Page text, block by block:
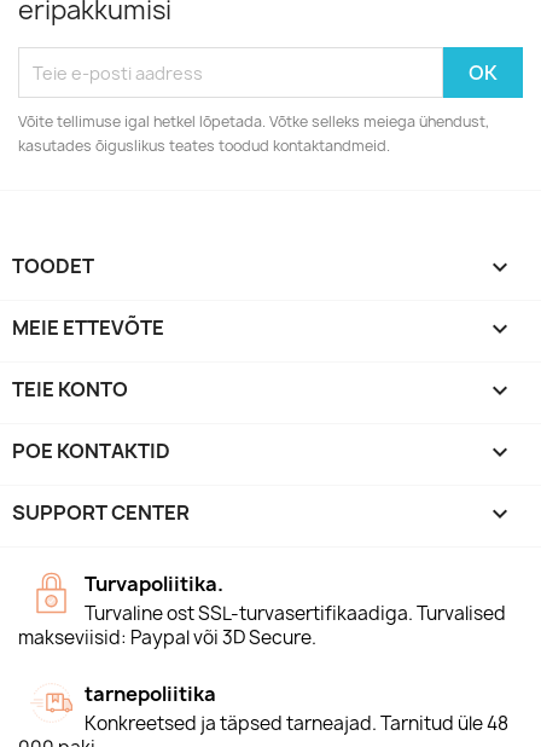
eripakkumisi
Võite tellimuse igal hetkel lõpetada. Võtke selleks meiega ühendust,
kasutades õiguslikus teates toodud kontaktandmeid.
TOODET 
MEIE ETTEVÕTE 
TEIE KONTO 
POE KONTAKTID keyboard_arrow_down
SUPPORT CENTER 
Turvapoliitika.
Turvaline ost SSL-turvasertifikaadiga. Turvalised
makseviisid: Paypal või 3D Secure.
tarnepoliitika
Konkreetsed ja täpsed tarneajad. Tarnitud üle 48